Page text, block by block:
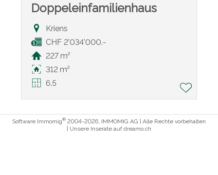
Doppeleinfamilienhaus
Kriens
CHF 2'034'000.-
227 m²
312 m²
6.5
Software Immomig® 2004-2026, IMMOMIG AG | Alle Rechte vorbehalten
| Unsere Inserate auf dreamo.ch